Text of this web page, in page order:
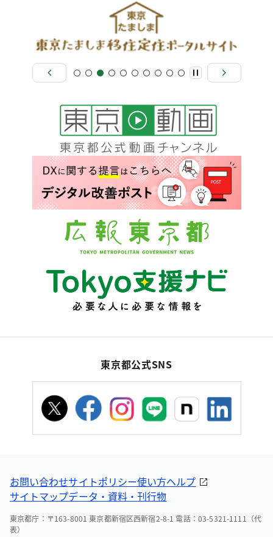
東京都公式SNS
お問い合わせサイトポリシー使い方ヘルプ
サイトマップデータ・資料・刊行物
東京都庁：〒163-8001 東京都新宿区西新宿2-8-1 電話：03-5321-1111（代
表）